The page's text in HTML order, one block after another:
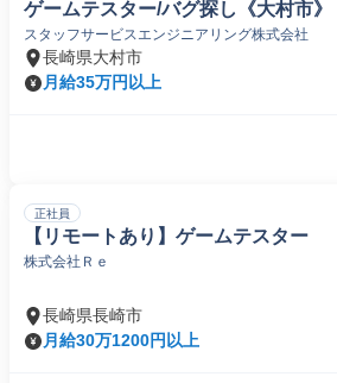
ゲームテスター/バグ探し《大村市》
スタッフサービスエンジニアリング株式会社
長崎県大村市
月給35万円以上
正社員
【リモートあり】ゲームテスター
株式会社Ｒｅ
長崎県長崎市
月給30万1200円以上